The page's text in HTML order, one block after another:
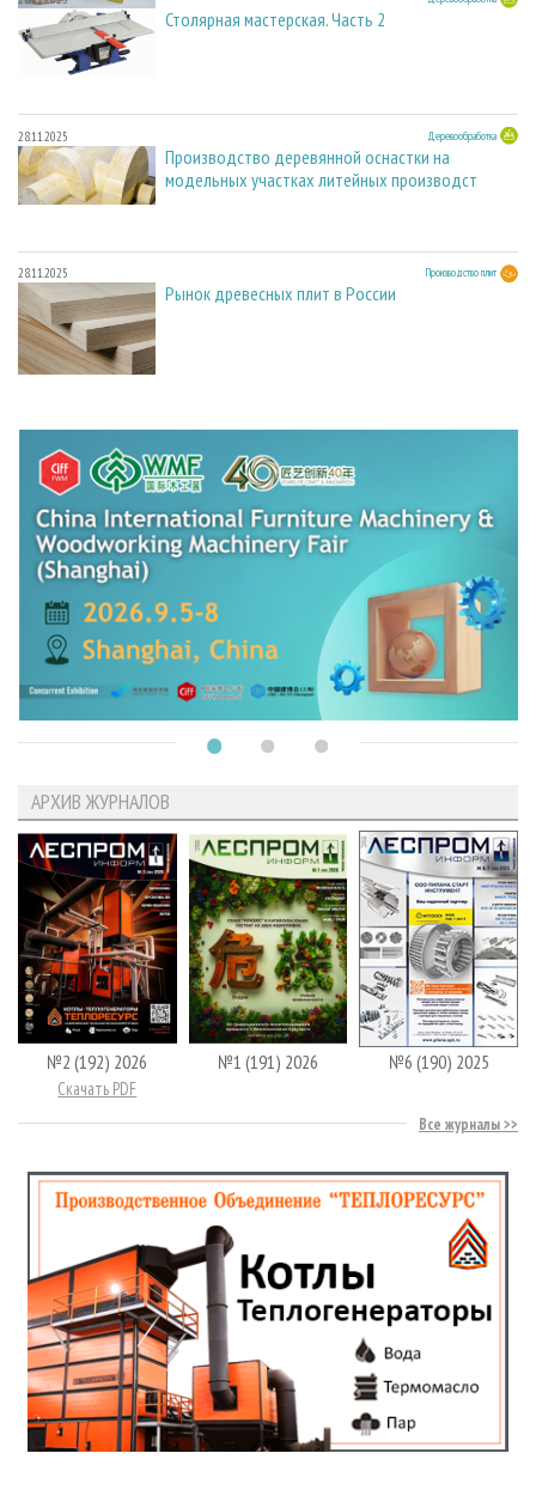
Столярная мастерская. Часть 2
28.11.2025 Деревообработка
Производство деревянной оснастки на
модельных участках литейных производст
28.11.2025 Производство плит
Рынок древесных плит в России
АРХИВ ЖУРНАЛОВ
№2 (192) 2026
Скачать PDF
№1 (191) 2026 №6 (190) 2025
Все журналы